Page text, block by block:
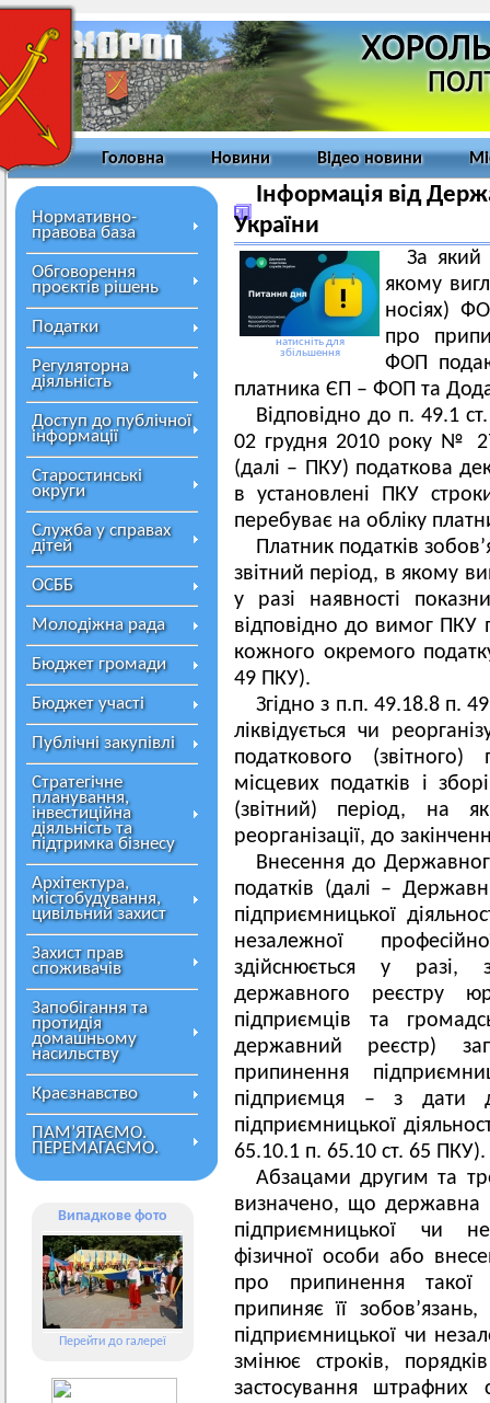
Головна Новини Відео новини
Нормативно-
правова база
Обговорення
проєктів рішень
Податки
Регуляторна
діяльність
Доступ до публічної
інформації
Старостинські
округи
Служба у справах
дітей
ОСББ
Молодіжна рада
Бюджет громади
Бюджет участі
Публічні закупівлі
Стратегічне
планування,
інвестиційна
діяльність та
підтримка бізнесу
Архітектура,
містобудування,
цивільний захист
Захист прав
споживачів
Запобігання та
протидія
домашньому
насильству
Краєзнавство
ПАМ’ЯТАЄМО.
ПЕРЕМАГАЄМО.
Випадкове фото
Перейти до галереї
Інформація від
України
натисніть для
збільшення
За який
якому
носіях)
про
ФОП
платника ЄП – ФОП та
Відповідно до п. 49.1
02 грудня 2010 року №
(далі – ПКУ) податкова
в установлені ПКУ
перебуває на обліку
Платник податків
звітний період, в якому
у разі наявності
відповідно до вимог ПКУ
кожного окремого
49 ПКУ).
Згідно з п.п. 49.18.8 п.
ліквідується чи
податкового
місцевих податків і
(звітний) період, на
реорганізації, до
Внесення до
податків (далі –
підприємницької
незалежної
здійснюється у
державного реєстру
підприємців та
державний реєстр)
припинення
підприємця – з дати
підприємницької
65.10.1 п. 65.10 ст. 65 ПКУ).
Абзацами другим та
визначено, що державна
підприємницької чи
фізичної особи або
про припинення такої
припиняє її
підприємницької чи
змінює строків,
застосування штрафних